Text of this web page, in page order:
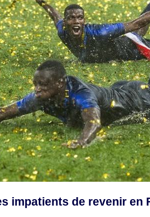
impatients de revenir en